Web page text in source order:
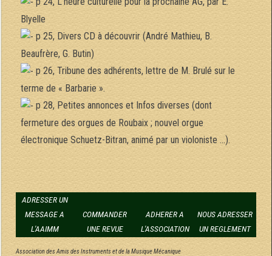
Blyelle
p 25, Divers CD à découvrir (André Mathieu, B.
Beaufrère, G. Butin)
p 26, Tribune des adhérents, lettre de M. Brulé sur le
terme de « Barbarie ».
p 28, Petites annonces et Infos diverses (dont
fermeture des orgues de Roubaix ; nouvel orgue
électronique Schuetz-Bitran, animé par un violoniste …).
ADRESSER UN
MESSAGE A
L'AAIMM
COMMANDER
UNE REVUE
ADHERER A
L'ASSOCIATION
NOUS ADRESSER
UN REGLEMENT
Association des Amis des Instruments et de la Musique Mécanique